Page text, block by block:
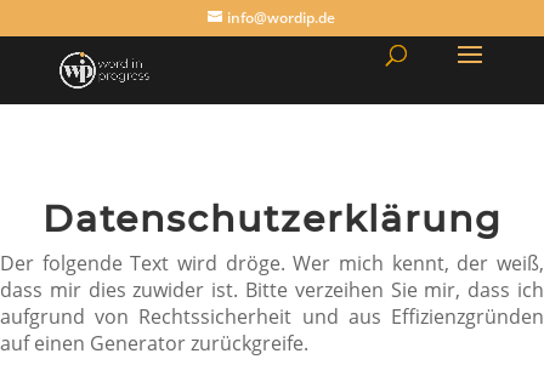
info@wordip.de
Datenschutzerklärung
Der folgende Text wird dröge. Wer mich kennt, der weiß,
dass mir dies zuwider ist. Bitte verzeihen Sie mir, dass ich
aufgrund von Rechtssicherheit und aus Effizienzgründen
auf einen Generator zurückgreife.